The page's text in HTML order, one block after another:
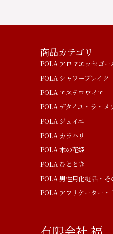
商品カテゴリ
POLA アロマエッセゴー
POLA シャワーブレイク
POLA エステロワイエ
POLA デタイユ・ラ・メ
POLA ジュイエ
POLA カラハリ
POLA 木の花姫
POLA ひととき
POLA 男性用化粧品・そ
POLA アプリケーター・